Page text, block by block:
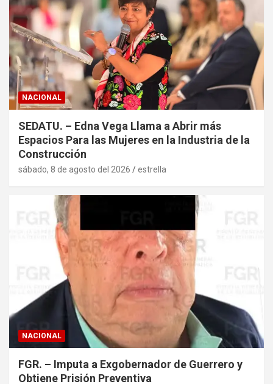
NACIONAL
SEDATU. – Edna Vega Llama a Abrir más
Espacios Para las Mujeres en la Industria de la
Construcción
sábado, 8 de agosto del 2026 estrella
NACIONAL
FGR. – Imputa a Exgobernador de Guerrero y
Obtiene Prisión Preventiva